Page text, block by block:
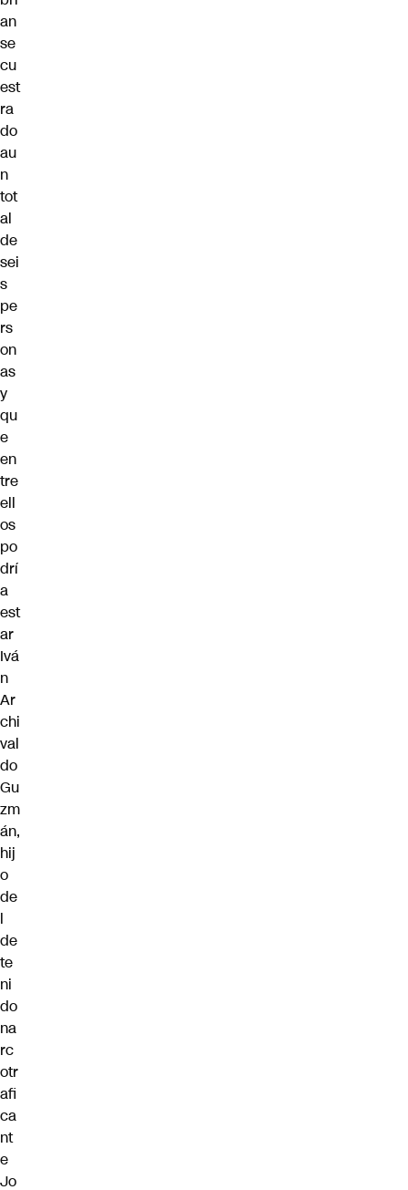
an
se
cu
est
ra
do
au
n
tot
al
de
sei
s
pe
rs
on
as
y
qu
e
en
tre
ell
os
po
drí
a
est
ar
Ivá
n
Ar
chi
val
do
Gu
zm
án,
hij
o
de
l
de
te
ni
do
na
rc
otr
afi
ca
nt
e
Jo